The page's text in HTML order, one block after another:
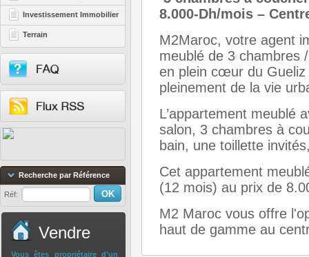
Investissement Immobilier
Terrain
Recherche par Référence
Réf:
Vendre
Vous êtes propriétaire d’un
8.000-Dh/mois –
M2Maroc, votre agent
meublé de 3 chambres
en plein cœur du Gueliz
pleinement de la vie
L’appartement meublé
salon, 3 chambres à
bain, une toillette
Cet appartement
(12 mois) au prix de
M2 Maroc vous offre
haut de gamme au